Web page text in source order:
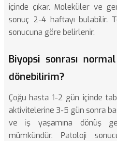
içinde çıkar. Moleküler ve
sonuç 2-4 haftayı bulabilir.
sonucuna göre belirlenir.
Biyopsi sonrası
dönebilirim?
Çoğu hasta 1-2 gün içinde
aktivitelerine 3-5 gün sonra
ve iş yaşamına dönüş
mümkündür. Patoloji